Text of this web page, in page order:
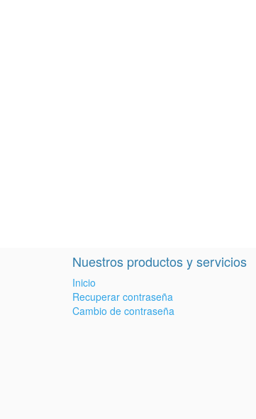
Nuestros productos y servicios
Inicio
Recuperar contraseña
Cambio de contraseña